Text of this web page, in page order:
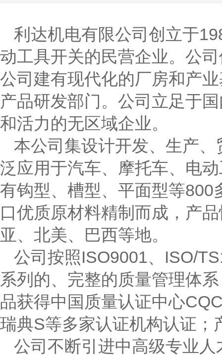
利达机电有限公司创立于
动工具开关的民营企业。公
公司建有现代化的厂房和产
产品研发部门。公司立足于
和活力的无区域企业。
本公司集设计开发、生产
泛应用于汽车、摩托车、电
有钩型、槽型、平面型等
口优质原材料精制而成，产
亚、北美、巴西等地。
公司按照ISO9001、ISO/
系列的、完整的质量管理体
品获得中国质量认证中心
瑞典S等多家认证机构认证
公司不断引进中高级专业